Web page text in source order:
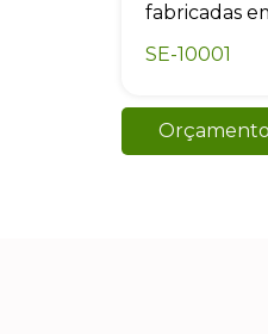
fabricadas
SE-10001